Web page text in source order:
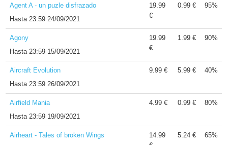
Agent A - un puzle disfrazado
Hasta23:59 24/09/2021
19.99
€
0.99 € 95%
Agony
Hasta23:59 15/09/2021
19.99
€
1.99 € 90%
Aircraft Evolution
Hasta23:59 26/09/2021
9.99 € 5.99 € 40%
Airfield Mania
Hasta23:59 19/09/2021
4.99 € 0.99 € 80%
Airheart - Tales of broken Wings
14.99
5.24 € 65%